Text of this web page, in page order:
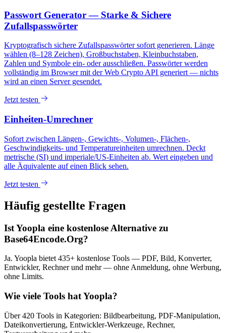
Passwort Generator — Starke & Sichere
Zufallspasswörter
Kryptografisch sichere Zufallspasswörter sofort generieren. Länge
wählen (8–128 Zeichen), Großbuchstaben, Kleinbuchstaben,
Zahlen und Symbole ein- oder ausschließen. Passwörter werden
vollständig im Browser mit der Web Crypto API generiert — nichts
wird an einen Server gesendet.
Jetzt testen
Einheiten-Umrechner
Sofort zwischen Längen-, Gewichts-, Volumen-, Flächen-,
Geschwindigkeits- und Temperatureinheiten umrechnen. Deckt
metrische (SI) und imperiale/US-Einheiten ab. Wert eingeben und
alle Äquivalente auf einen Blick sehen.
Jetzt testen
Häufig gestellte Fragen
Ist Yoopla eine kostenlose Alternative zu
Base64Encode.Org?
Ja. Yoopla bietet 435+ kostenlose Tools — PDF, Bild, Konverter,
Entwickler, Rechner und mehr — ohne Anmeldung, ohne Werbung,
ohne Limits.
Wie viele Tools hat Yoopla?
Über 420 Tools in Kategorien: Bildbearbeitung, PDF-Manipulation,
Dateikonvertierung, Entwickler-Werkzeuge, Rechner,